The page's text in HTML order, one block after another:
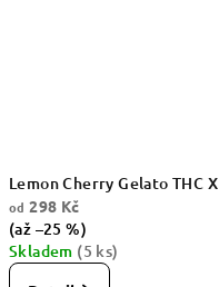
Lemon Cherry Gelato THC X
od 298 Kč
(až –25 %)
Skladem (5 ks)